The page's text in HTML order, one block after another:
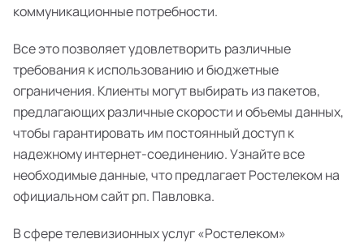
коммуникационные потребности.
Все это позволяет удовлетворить различные
требования к использованию и бюджетные
ограничения. Клиенты могут выбирать из пакетов,
предлагающих различные скорости и объемы данных,
чтобы гарантировать им постоянный доступ к
надежному интернет-соединению. Узнайте все
необходимые данные, что предлагает Ростелеком на
официальном сайт рп. Павловка.
В сфере телевизионных услуг «Ростелеком»